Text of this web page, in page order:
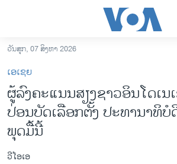
ເຂົ້າ
ຫາ
ຂ້າມ
ຂ້າມ
ຂ້າມ
ໄປ
ຫາ
ຊອກ
ລາວ
ອາເມຣິກາ
ການເລືອກຕັ້ງ ປະທານາທີບໍດີ ສະຫະລັດ 2024
ວັນສຸກ, 07 ສິງຫາ 2026
ເອເຊຍ
ຜູ້ລົງຄະແນນສຽງຊາວອິນໂດເນ
ປ່ອນບັດເລືອກຕັ້ງ ປະທານາທິ
ພຸດມື້ນີ້
ວີໂອເອ